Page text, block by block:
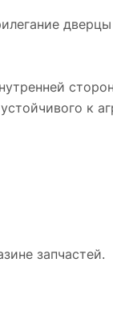
к
запчастей.